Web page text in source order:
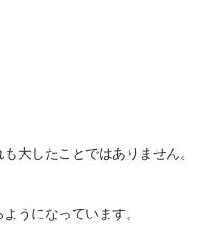
大したことではありません。
うになっています。